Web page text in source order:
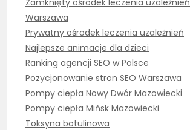
Zamknięty ośrodek leczenia uzależnień
Warszawa
Prywatny ośrodek leczenia uzależnień
Najlepsze animacje dla dzieci
Ranking agencji SEO w Polsce
Pozycjonowanie stron SEO Warszawa
Pompy ciepła Nowy Dwór Mazowiecki
Pompy ciepła Mińsk Mazowiecki
Toksyna botulinowa